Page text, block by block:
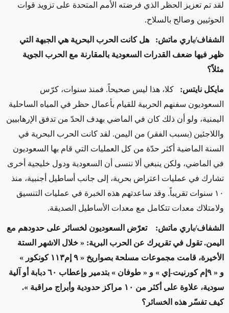
لقد تم تعزيز الحظر الذي فرضته الأمم المتحدة على تزويد قوات
الحوثيين وصالح بالسلاح.
الشفاف/باري ماتش: هل كانت الحرب البحرية هي الجبهة التي
ظهر فيها ضعف القدرات السعودية بالمقارنة مع الحرب الجوية
مثلاً؟
مايكل نايتس: كلا، هذا ليس صحيحاً. فمنذ سنوات، كرّس
السعوديون سفنهم الحربية للقيام بأعمال حظر في المياه الساحلية
اليمنية، ولو أن ذلك كان في الماضي بهدف الحدّ من تدفق الإرهابيين
واللاجئين (بسبب الفقر) من اليمن. لقد كانت الحرب البحرية في
السنة الماضية أكثر حدّة من كل العمليات التي قام بها السعوديون
في الماضي، ولكن ينبغي ألا ننسى أن السعودية ودول خليجية أخرى
تشارك في عمليات اعتراض بحرية، إلى جانب أساطيل أجنبية، منذ
١٠ سنوات تقريباً. وقد ساعدتهم هذه الخبرة في عمليات التنسيق
ولامتلاك معدات تتكامل مع معدات الأساطيل الصديقة.
الشفاف/باري ماتش: تعرّض السعوديون لخسائر على حدودهم مع
اليمن. تقول في تقريرك عن الحرب البرية: « خلال الاشهر الستة
الأخيرة، قامت مجموعات مسلحة بصواريخ « ٩ إم١١٣ كونكور »
و « ٩إم كورنيت-إي » و «
طوفان » بتدمير وإعطاب ٦٠ دبابة أو آلية
سودية، علاوة على أكثر من ١٠ مراكز حدودية وأبراج مراقبة ».
كيف تفسّر هذه الخسائر؟